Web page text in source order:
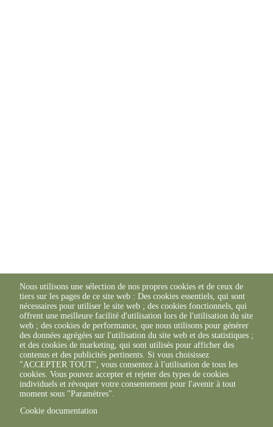
Nous utilisons une sélection de nos propres cookies et de ceux de
tiers sur les pages de ce site web : Des cookies essentiels, qui sont
nécessaires pour utiliser le site web ; des cookies fonctionnels, qui
offrent une meilleure facilité d'utilisation lors de l'utilisation du site
web ; des cookies de performance, que nous utilisons pour générer
des données agrégées sur l'utilisation du site web et des statistiques ;
et des cookies de marketing, qui sont utilisés pour afficher des
contenus et des publicités pertinents. Si vous choisissez
"ACCEPTER TOUT", vous consentez à l'utilisation de tous les
cookies. Vous pouvez accepter et rejeter des types de cookies
individuels et révoquer votre consentement pour l'avenir à tout
moment sous "Paramètres".
Cookie documentation